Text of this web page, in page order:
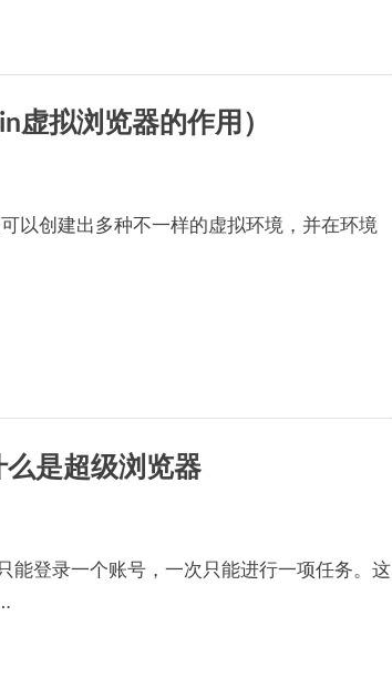
览
V1.3.2.5
版
虚拟浏览器的作用）
以创建出多种不一样的虚拟环境，并在环境
是超级浏览器
能登录一个账号，一次只能进行一项任务。这